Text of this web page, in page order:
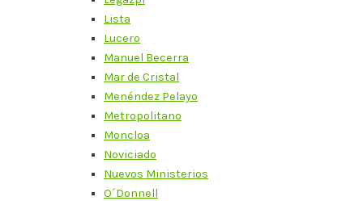
Lista
Lucero
Manuel Becerra
Mar de Cristal
Menéndez Pelayo
Metropolitano
Moncloa
Noviciado
Nuevos Ministerios
O´Donnell